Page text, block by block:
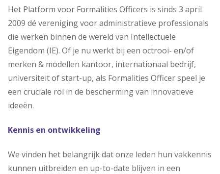
Het Platform voor Formalities Officers is sinds 3 april
2009 dé vereniging voor administratieve professionals
die werken binnen de wereld van Intellectuele
Eigendom (IE). Of je nu werkt bij een octrooi- en/of
merken & modellen kantoor, internationaal bedrijf,
universiteit of start-up, als Formalities Officer speel je
een cruciale rol in de bescherming van innovatieve
ideeën.
Kennis en ontwikkeling
We vinden het belangrijk dat onze leden hun vakkennis
kunnen uitbreiden en up-to-date blijven in een